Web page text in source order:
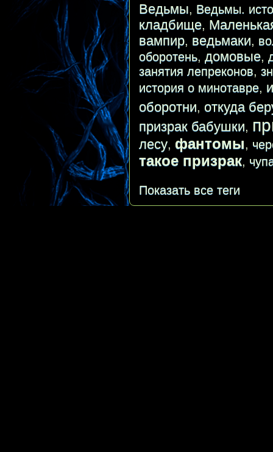
Ведьмы, Ведьмы.
кладбище,
вампир, ведьмаки,
оборотень, домовые,
занятия лепреконов,
история о минотавре,
оборотни, откуда
призрак бабушки,
лесу, фантомы,
такое призрак,
Показать все теги